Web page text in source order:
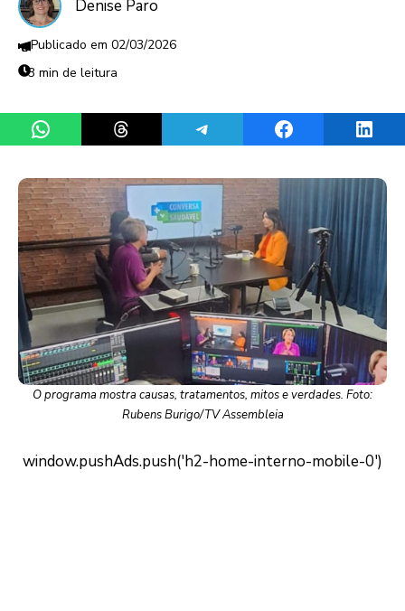
Denise Paro
02/03/2026
3 min de leitura
Share on WhatsAppShare on ThreadsShare on TelegramShare on Facebook
O programa mostra causas, tratamentos, mitos e verdades. Foto:
Rubens Burigo/TV Assembleia